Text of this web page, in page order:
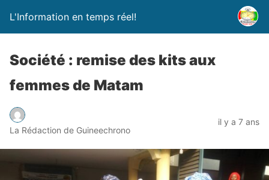
L'Information en temps réel!
Société : remise des kits aux
femmes de Matam
La Rédaction de Guineechrono
il y a 7 ans